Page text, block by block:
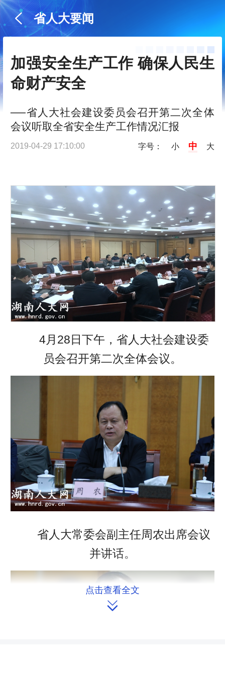
省人大要闻
加强安全生产工作 确保人民生
命财产安全
──省人大社会建设委员会召开第二次全体
会议听取全省安全生产工作情况汇报
2019-04-29 17:10:00 字号： 小 中 大
4月28日下午，省人大社会建设委
员会召开第二次全体会议。
省人大常委会副主任周农出席会议
并讲话。
点击查看全文
